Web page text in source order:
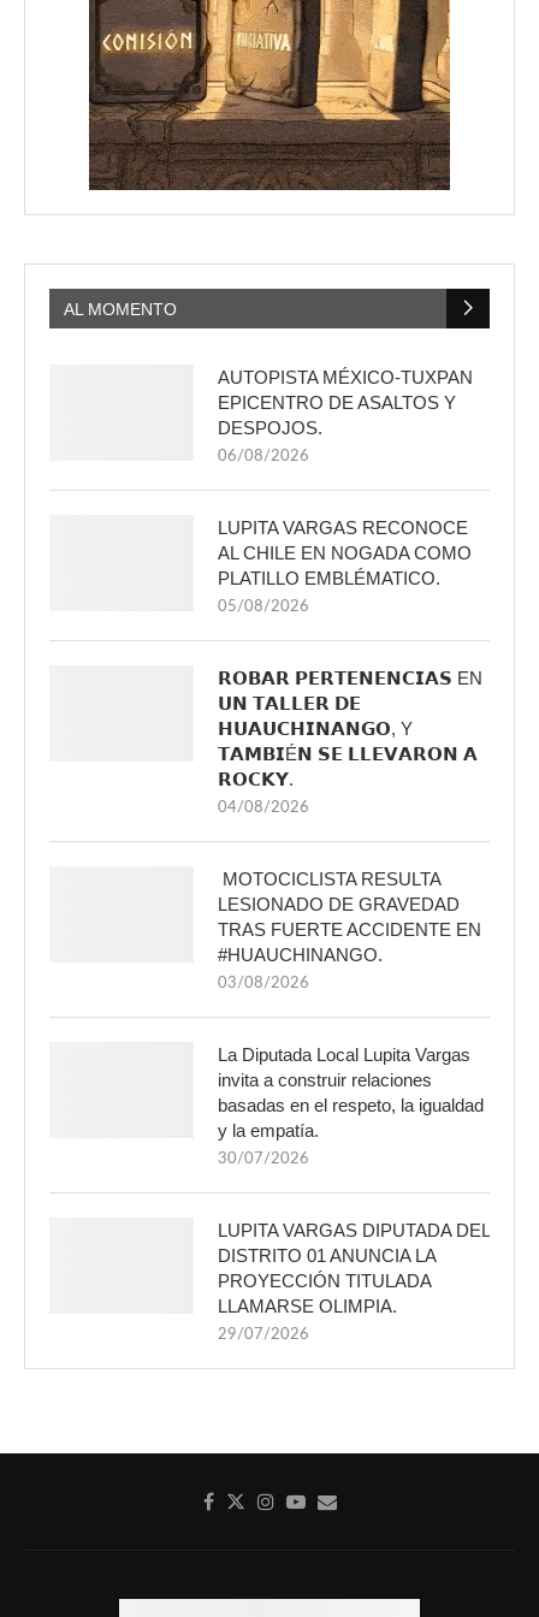
AL MOMENTO
AUTOPISTA MÉXICO-TUXPAN
EPICENTRO DE ASALTOS Y
DESPOJOS.
06/08/2026
LUPITA VARGAS RECONOCE
AL CHILE EN NOGADA COMO
PLATILLO EMBLÉMATICO.
05/08/2026
𝗥𝗢𝗕𝗔𝗥 𝗣𝗘𝗥𝗧𝗘𝗡𝗘𝗡𝗖𝗜𝗔𝗦 EN
𝗨𝗡 𝗧𝗔𝗟𝗟𝗘𝗥 𝗗𝗘
𝗛𝗨𝗔𝗨𝗖𝗛𝗜𝗡𝗔𝗡𝗚𝗢, Y
𝗧𝗔𝗠𝗕𝗜É𝗡 𝗦𝗘 𝗟𝗟𝗘𝗩𝗔𝗥𝗢𝗡 𝗔
𝗥𝗢𝗖𝗞𝗬.
04/08/2026
MOTOCICLISTA RESULTA
LESIONADO DE GRAVEDAD
TRAS FUERTE ACCIDENTE EN
#HUAUCHINANGO.
03/08/2026
La Diputada Local Lupita Vargas
invita a construir relaciones
basadas en el respeto, la igualdad
y la empatía.
30/07/2026
LUPITA VARGAS DIPUTADA DEL
DISTRITO 01 ANUNCIA LA
PROYECCIÓN TITULADA
LLAMARSE OLIMPIA.
29/07/2026